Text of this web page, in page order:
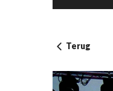
Terug